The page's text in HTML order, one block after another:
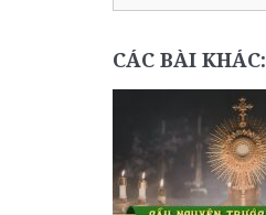
CÁC BÀI KHÁC: